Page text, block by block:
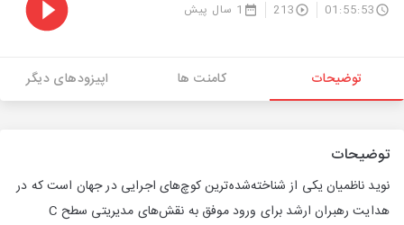
01:55:53
213 1 سال پیش
توضیحات کامنت ها اپیزودهای دیگر
توضیحات
نوید ناظمیان یکی از شناخته‌شده‌ترین کوچ‌های اجرایی در جهان است که در
هدایت رهبران ارشد برای ورود موفق به نقش‌های مدیریتی سطح C